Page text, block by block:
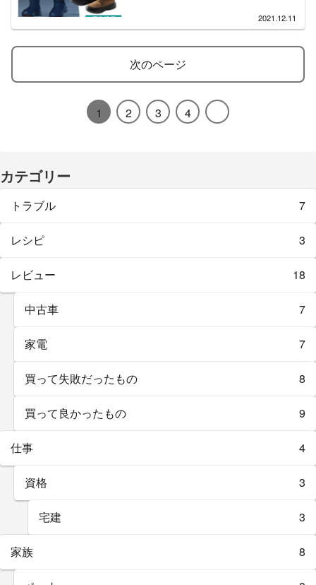
2021.12.11
次のページ
1 2 3 4
カテゴリー
トラブル 7
レシピ 3
レビュー 18
中古車 7
家電 7
買って失敗だったもの 8
買って良かったもの 9
仕事 4
資格 3
宅建 3
家族 8